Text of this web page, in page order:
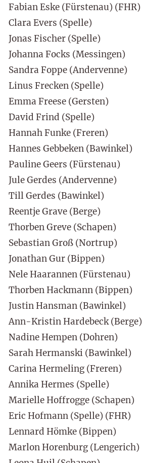
Fabian Eske (Fürstenau) (FHR)
Clara Evers (Spelle)
Jonas Fischer (Spelle)
Johanna Focks (Messingen)
Sandra Foppe (Andervenne)
Linus Frecken (Spelle)
Emma Freese (Gersten)
David Frind (Spelle)
Hannah Funke (Freren)
Hannes Gebbeken (Bawinkel)
Pauline Geers (Fürstenau)
Jule Gerdes (Andervenne)
Till Gerdes (Bawinkel)
Reentje Grave (Berge)
Thorben Greve (Schapen)
Sebastian Groß (Nortrup)
Jonathan Gur (Bippen)
Nele Haarannen (Fürstenau)
Thorben Hackmann (Bippen)
Justin Hansman (Bawinkel)
Ann-Kristin Hardebeck (Berge)
Nadine Hempen (Dohren)
Sarah Hermanski (Bawinkel)
Carina Hermeling (Freren)
Annika Hermes (Spelle)
Marielle Hoffrogge (Schapen)
Eric Hofmann (Spelle) (FHR)
Lennard Hömke (Bippen)
Marlon Horenburg (Lengerich)